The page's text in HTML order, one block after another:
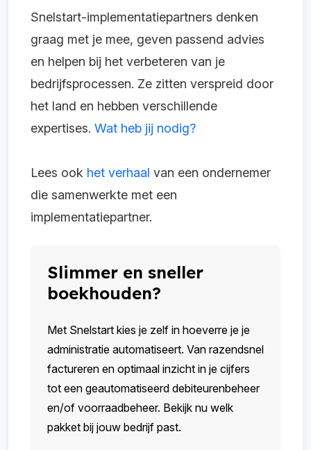
Snelstart-implementatiepartners denken
graag met je mee, geven passend advies
en helpen bij het verbeteren van je
bedrijfsprocessen. Ze zitten verspreid door
het land en hebben verschillende
expertises. Wat heb jij nodig?
Lees ook het verhaal van een ondernemer
die samenwerkte met een
implementatiepartner.
Slimmer en sneller
boekhouden?
Met Snelstart kies je zelf in hoeverre je je
administratie automatiseert. Van razendsnel
factureren en optimaal inzicht in je cijfers
tot een geautomatiseerd debiteurenbeheer
en/of voorraadbeheer. Bekijk nu welk
pakket bij jouw bedrijf past.